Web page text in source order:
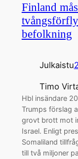
Finland
befolkning
Julkaistu
Timo
Hbl insändare
Trumps förslag
grovt brott mot
Israel. Enligt
Somaliland
till två miljoner